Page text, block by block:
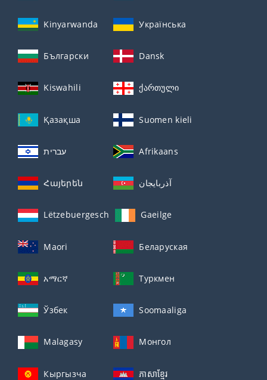
Kinyarwanda Українська
Български Dansk
Kiswahili ქართული
Қазақша Suomen kieli
עברית Afrikaans
Հայերեն آذربايجان
Lëtzebuergesch Gaeilge
Maori Беларуская
አማርኛ Туркмен
Ўзбек Soomaaliga
Malagasy Монгол
Кыргызча ភាសាខ្មែរ